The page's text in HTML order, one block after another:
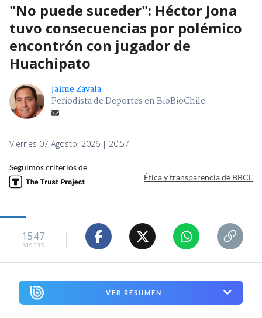
"No puede suceder": Héctor Jona
tuvo consecuencias por polémico
encontrón con jugador de
Huachipato
Jaime Zavala
Periodista de Deportes en BioBioChile
Viernes 07 Agosto, 2026 | 20:57
Seguimos criterios de
Ética y transparencia de BBCL
1547
visitas
VER RESUMEN